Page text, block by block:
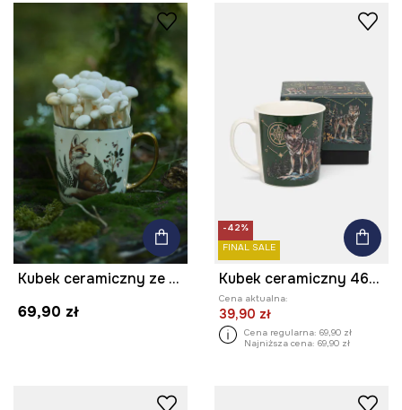
Kubek ceramiczny ze zwierzęcym motywem
69,90 zł
-42%
FINAL SALE
Kubek ceramiczny 460 ml wzorzysty
Cena aktualna:
39,90 zł
Cena regularna: 69,90 zł
Najniższa cena: 69,90 zł